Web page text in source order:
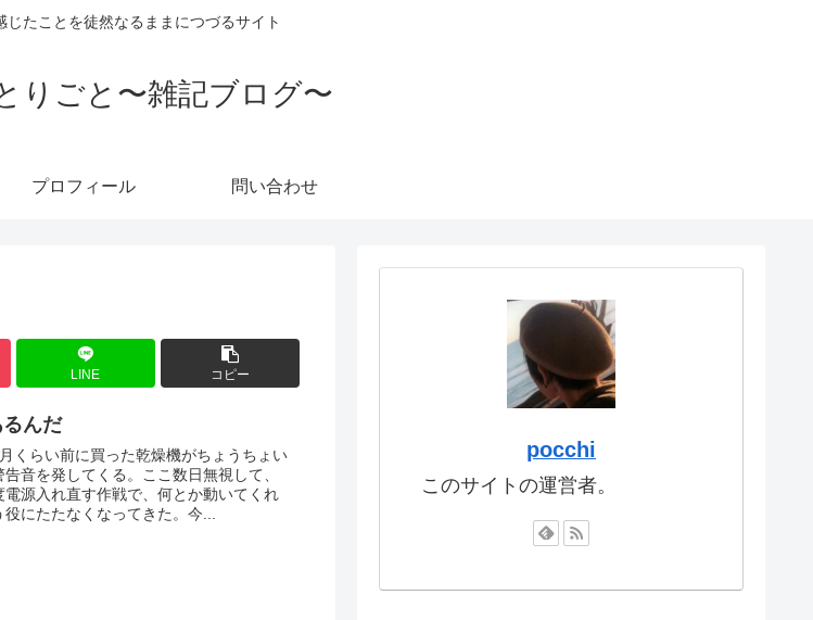
じたことを徒然なるままにつづるサイト
りごと〜雑記ブログ〜
プロフィール 問い合わせ
LINE コピー
んだ
くらい前に買った乾燥機がちょうちょい
音を発してくる。ここ数日無視して、
源入れ直す作戦で、何とか動いてくれ
にたたなくなってきた。今...
pocchi
このサイトの運営者。